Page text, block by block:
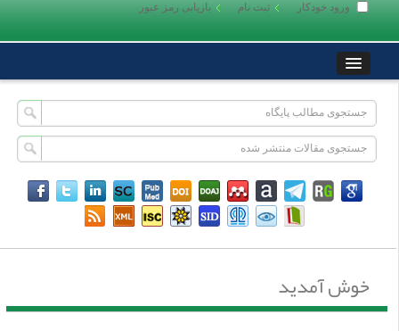
ورود خودکار ثبت نام بازیابی رمز عبور
خوش آمدید